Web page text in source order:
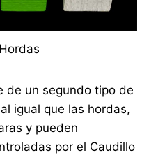
de un segundo tipo de
igual que las hordas,
y pueden
por el Caudillo